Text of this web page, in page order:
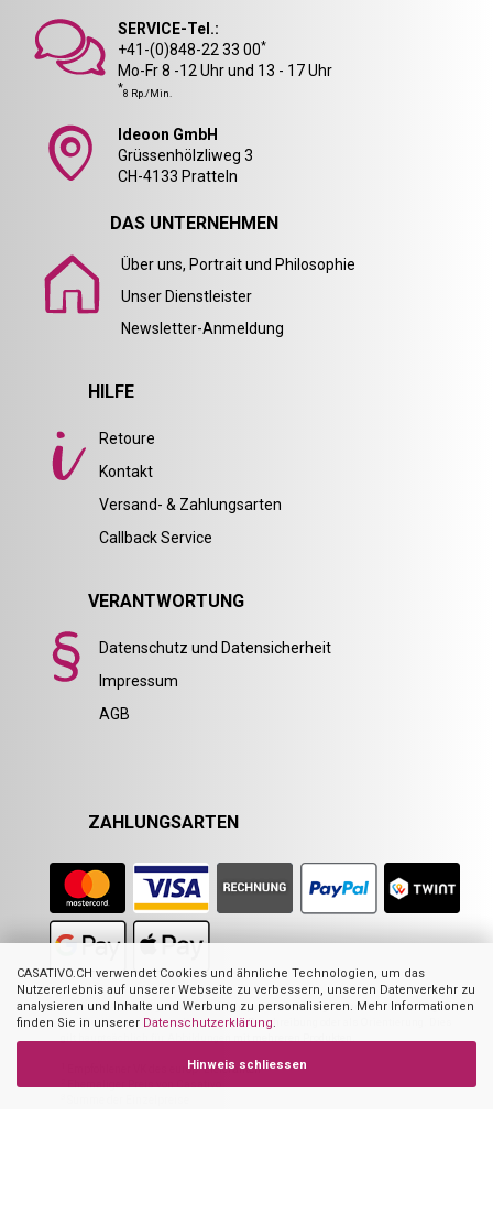
CASATIVO.CH verwendet Cookies und ähnliche Technologien, um das
Nutzererlebnis auf unserer Webseite zu verbessern, unseren Datenverkehr zu
analysieren und Inhalte und Werbung zu personalisieren. Mehr Informationen
finden Sie in unserer Datenschutzerklärung.
Hinweis schliessen
SERVICE-Tel.:
+41-(0)848-22 33 00*
Mo-Fr 8 -12 Uhr und 13 - 17 Uhr
*8 Rp./Min.
Ideoon GmbH
Grüssenhölzliweg 3
CH-4133 Pratteln
DAS UNTERNEHMEN
Über uns, Portrait und Philosophie
Unser Dienstleister
Newsletter-Anmeldung
HILFE
Retoure
Kontakt
Versand- & Zahlungsarten
Callback Service
VERANTWORTUNG
Datenschutz und Datensicherheit
Impressum
AGB
ZAHLUNGSARTEN
Nicht alle Abbildungen im Online-Shop stellen das angebotene Produkt zwingend
dar. Sie dienen zur Visualisierung der Beschreibung oder als Orientierung. Dies
Empfohlener VK des europ. Lieferanten